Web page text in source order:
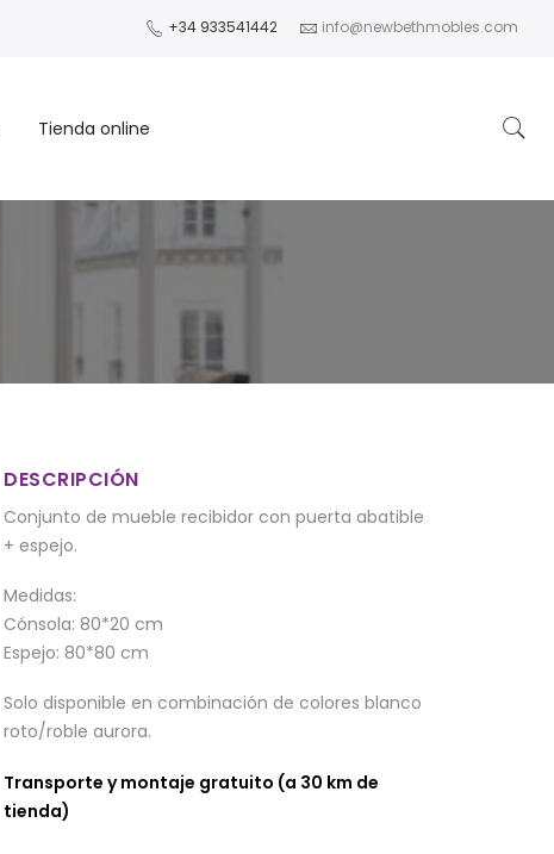
+34 933541442 info@newbethmobles.com
Tienda online
DESCRIPCIÓN
Conjunto de mueble recibidor con puerta abatible
+ espejo.
Medidas:
Cónsola: 80*20 cm
Espejo: 80*80 cm
Solo disponible en combinación de colores blanco
roto/roble aurora.
Transporte y montaje gratuito (a 30 km de
tienda)